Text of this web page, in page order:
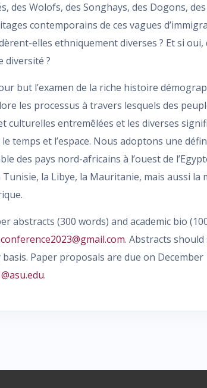
des Wolofs, des Songhays, des Dogons,
contemporains de ces vagues
elles ethniquement diverses ? Et si
diversité ?
but l’examen de la riche histoire
les processus à travers lesquels des
culturelles entremêlées et les diverses
temps et l’espace. Nous adoptons une
des pays nord-africains à l’ouest de
Tunisie, la Libye, la Mauritanie, mais aussi la
abstracts (300 words) and academic bio
. Abstracts
Paper proposals are due on December
.